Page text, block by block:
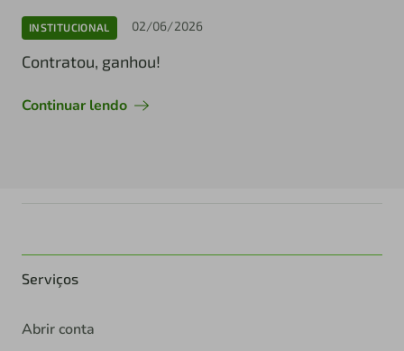
INSTITUCIONAL 02/06/2026
Contratou, ganhou!
Continuar lendo
Serviços
Abrir conta